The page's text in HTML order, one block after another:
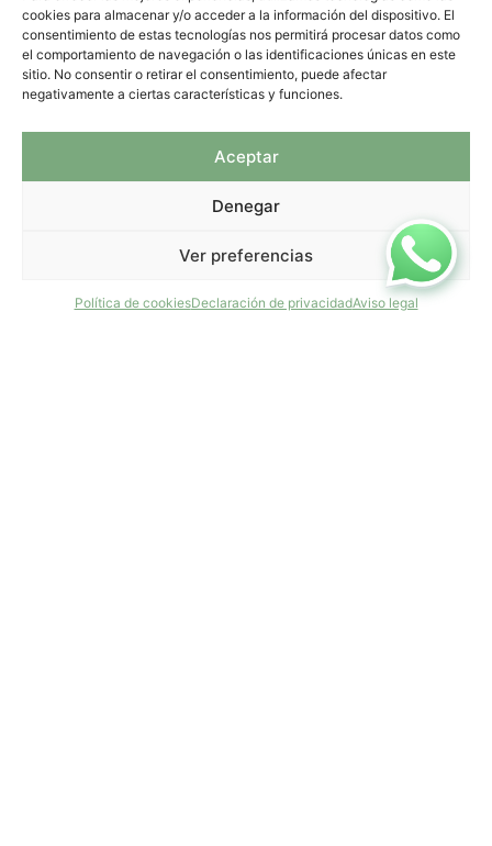
cookies para almacenar y/o acceder a la información del dispositivo. El
consentimiento de estas tecnologías nos permitirá procesar datos como
el comportamiento de navegación o las identificaciones únicas en este
sitio. No consentir o retirar el consentimiento, puede afectar
negativamente a ciertas características y funciones.
Aceptar
Denegar
Ver preferencias
Política de cookiesDeclaración de privacidadAviso legal
(dirígete a la sección infantil y juvenil).
TAGS: LECTURA,LEER SHARE THIS POST